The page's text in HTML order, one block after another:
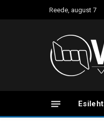
Reede, august 7
Esileht